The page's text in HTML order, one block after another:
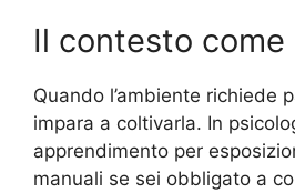
Il contesto come
Quando l’ambiente richiede
impara a coltivarla. In
apprendimento per
manuali se sei obbligato a